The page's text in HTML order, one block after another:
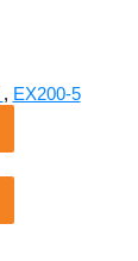
, EX200-5